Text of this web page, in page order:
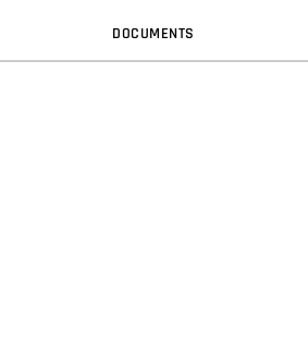
DOCUMENTS